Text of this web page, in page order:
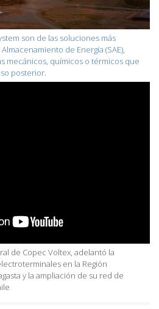
son de las soluciones más
de Energía (SAE),
mecánicos, químicos o térmicos que
posterior.
de Copec Voltex, adelantó la
en la Región
y la ampliación de su red de